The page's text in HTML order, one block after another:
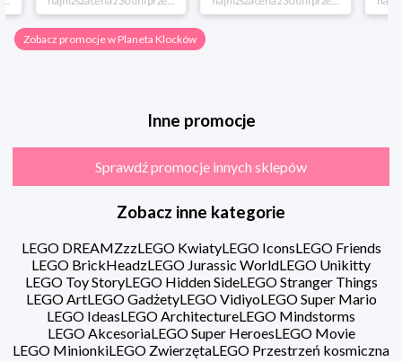
Zobacz promocje w Planeta Klocków
Inne promocje
Sprawdź promocje innych sklepów
Zobacz inne kategorie
LEGO DREAMZzzLEGO KwiatyLEGO IconsLEGO Friends
LEGO BrickHeadzLEGO Jurassic WorldLEGO Unikitty
LEGO Toy StoryLEGO Hidden SideLEGO Stranger Things
LEGO ArtLEGO GadżetyLEGO VidiyoLEGO Super Mario
LEGO IdeasLEGO ArchitectureLEGO Mindstorms
LEGO AkcesoriaLEGO Super HeroesLEGO Movie
LEGO MinionkiLEGO ZwierzętaLEGO Przestrzeń kosmiczna